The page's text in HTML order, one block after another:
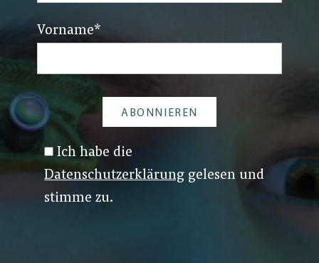
Vorname*
Ich habe die
Datenschutzerklärung gelesen und
stimme zu.